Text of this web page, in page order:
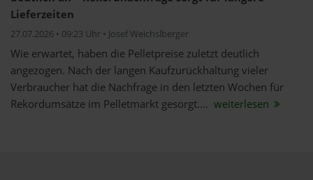
Lieferzeiten
27.07.2026 • 09:23 Uhr • Josef Weichslberger
Wie erwartet, haben die Pelletpreise zuletzt deutlich
angezogen. Nach der langen Kaufzurückhaltung vieler
Verbraucher hat die Nachfrage in den letzten Wochen für
Rekordumsätze im Pelletmarkt gesorgt.... weiterlesen